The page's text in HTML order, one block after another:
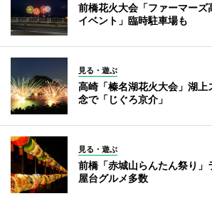
前橋花火大会「ファーマーズ
イベント」臨時駐車場も
見る・遊ぶ
高崎「榛名湖花火大会」湖上
念で「じぐろ京介」
見る・遊ぶ
前橋「赤城山らんたん祭り
屋台グルメ多数